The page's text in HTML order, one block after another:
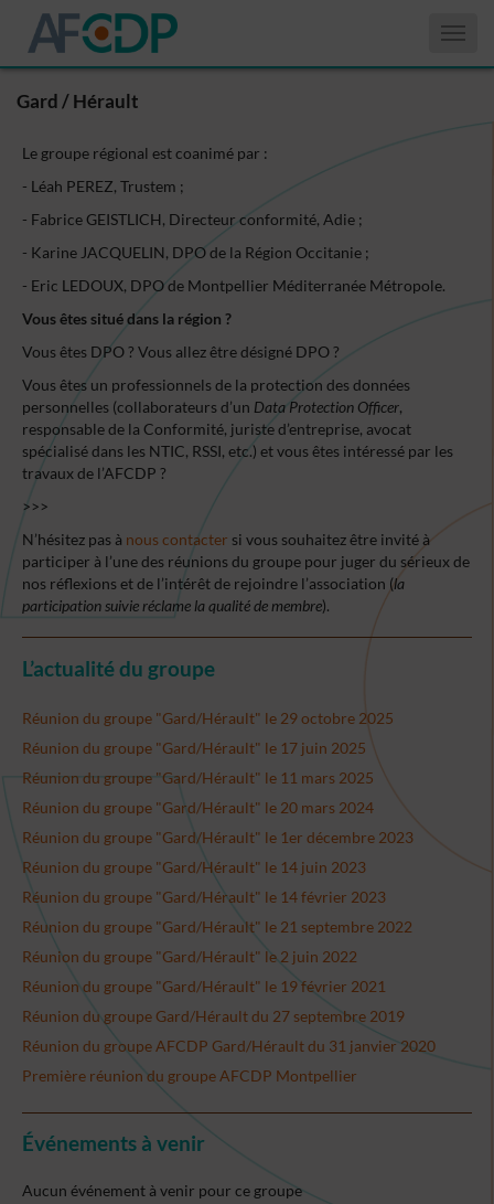
Gard / Hérault
Le groupe régional est coanimé par :
- Léah PEREZ, Trustem ;
- Fabrice GEISTLICH, Directeur conformité, Adie ;
- Karine JACQUELIN, DPO de la Région Occitanie ;
- Eric LEDOUX, DPO de Montpellier Méditerranée Métropole.
Vous êtes situé dans la région ?
Vous êtes DPO ? Vous allez être désigné DPO ?
Vous êtes un professionnels de la protection des données
personnelles (collaborateurs d’un Data Protection Officer,
responsable de la Conformité, juriste d’entreprise, avocat
spécialisé dans les NTIC, RSSI, etc.) et vous êtes intéressé par les
travaux de l’AFCDP ?
>>>
N’hésitez pas à nous contacter si vous souhaitez être invité à
participer à l’une des réunions du groupe pour juger du sérieux de
nos réflexions et de l’intérêt de rejoindre l’association (la
participation suivie réclame la qualité de membre).
L’actualité du groupe
Réunion du groupe "Gard/Hérault" le 29 octobre 2025
Réunion du groupe "Gard/Hérault" le 17 juin 2025
Réunion du groupe "Gard/Hérault" le 11 mars 2025
Réunion du groupe "Gard/Hérault" le 20 mars 2024
Réunion du groupe "Gard/Hérault" le 1er décembre 2023
Réunion du groupe "Gard/Hérault" le 14 juin 2023
Réunion du groupe "Gard/Hérault" le 14 février 2023
Réunion du groupe "Gard/Hérault" le 21 septembre 2022
Réunion du groupe "Gard/Hérault" le 2 juin 2022
Réunion du groupe "Gard/Hérault" le 19 février 2021
Réunion du groupe Gard/Hérault du 27 septembre 2019
Réunion du groupe AFCDP Gard/Hérault du 31 janvier 2020
Première réunion du groupe AFCDP Montpellier
Événements à venir
Aucun événement à venir pour ce groupe